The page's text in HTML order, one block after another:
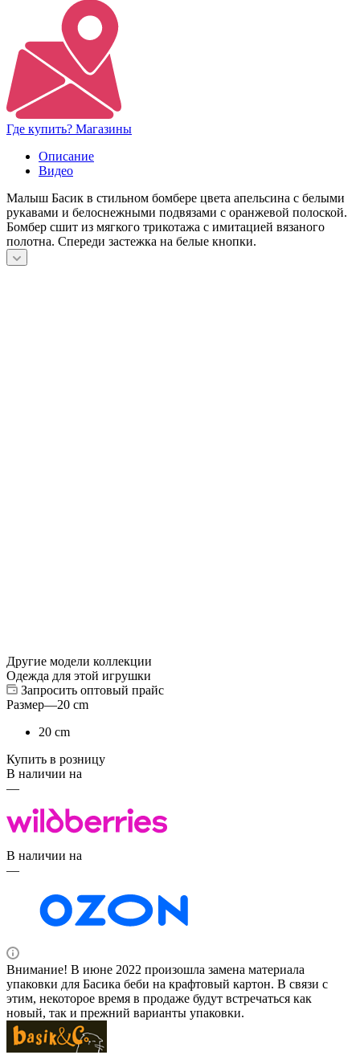
Где купить? Магазины
Описание
Видео
Малыш Басик в стильном бомбере цвета апельсина с белыми
рукавами и белоснежными подвязами с оранжевой полоской.
Бомбер сшит из мягкого трикотажа с имитацией вязаного
полотна. Спереди застежка на белые кнопки.
Другие модели коллекции
Одежда для этой игрушки
Запросить оптовый прайс
Размер—20 cm
20 cm
Купить в розницу
В наличии на
—
В наличии на
—
Внимание! В июне 2022 произошла замена материала
упаковки для Басика беби на крафтовый картон. В связи с
этим, некоторое время в продаже будут встречаться как
новый, так и прежний варианты упаковки.